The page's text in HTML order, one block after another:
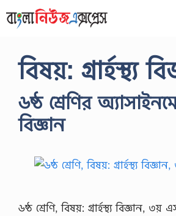
to
বিষয়: গ্রার্হস্থ্য
৬ষ্ঠ শ্রেণির
বিজ্ঞান
৬ষ্ঠ শ্রেণি, বিষয়: গ্রার্হস্থ্য বিজ্ঞান, ৩য়